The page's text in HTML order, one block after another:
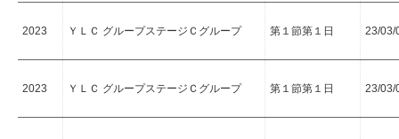
2023 ＹＬＣ グループステージＣグループ 第１節第１日 23/03/
2023 ＹＬＣ グループステージＣグループ 第１節第１日 23/03/